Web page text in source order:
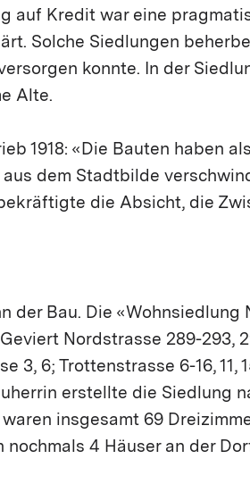
auf Kredit war eine
Solche Siedlungen
konnte. In der
Alte.
1918: «Die Bauten haben
dem Stadtbilde
die Absicht, die
der Bau. Die «Wohnsiedlung
Nordstrasse 289-293,
3, 6; Trottenstrasse 6-16, 11,
erstellte die Siedlung
insgesamt 69
nochmals 4 Häuser an der